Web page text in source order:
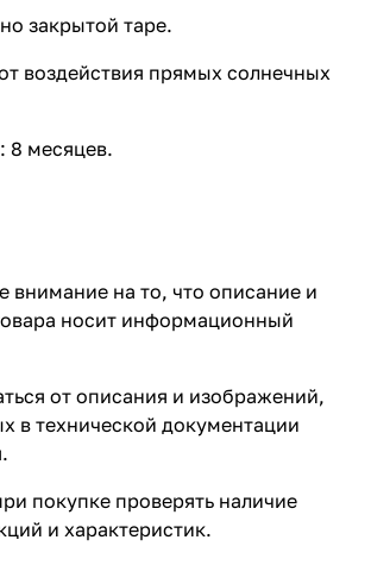
закрытой таре.
воздействия прямых солнечных
8 месяцев.
на то, что описание и
носит информационный
от описания и изображений,
в технической документации
покупке проверять наличие
и характеристик.